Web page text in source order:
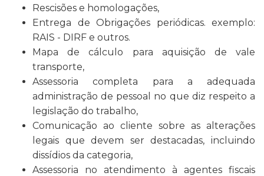
Rescisões e homologações,
Entrega de Obrigações periódicas. exemplo:
RAIS - DIRF e outros.
Mapa de cálculo para aquisição de vale
transporte,
Assessoria completa para a adequada
administração de pessoal no que diz respeito a
legislação do trabalho,
Comunicação ao cliente sobre as alterações
legais que devem ser destacadas, incluindo
dissídios da categoria,
Assessoria no atendimento à agentes fiscais